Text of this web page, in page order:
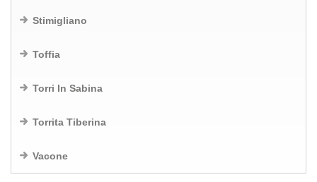
Stimigliano
Toffia
Torri In Sabina
Torrita Tiberina
Vacone